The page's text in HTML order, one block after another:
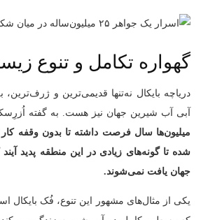
گهواره‌ تکامل و تنوع
دریاچه بایکال نه‌تنها قدیمی‌ترین و
آبی آب شیرین جهان نیز هست. به گفته‌
میلیون‌ها سال فرصت داشته تا بدون وقفه
شده تا گونه‌های زیادی در این منطقه پدید
جهان یافت نمی‌شوند.
یکی از مثال‌های مشهور این تنوع، فُک بایکال